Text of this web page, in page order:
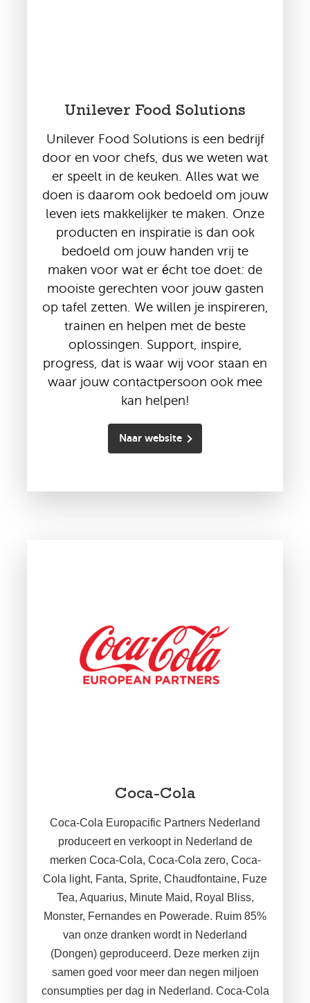
Unilever Food Solutions
Unilever Food Solutions is een bedrijf
door en voor chefs, dus we weten wat
er speelt in de keuken. Alles wat we
doen is daarom ook bedoeld om jouw
leven iets makkelijker te maken. Onze
producten en inspiratie is dan ook
bedoeld om jouw handen vrij te
maken voor wat er écht toe doet: de
mooiste gerechten voor jouw gasten
op tafel zetten. We willen je inspireren,
trainen en helpen met de beste
oplossingen. Support, inspire,
progress, dat is waar wij voor staan en
waar jouw contactpersoon ook mee
kan helpen!
Naar website
Coca-Cola
Coca-Cola Europacific Partners Nederland
produceert en verkoopt in Nederland de
merken Coca-Cola, Coca-Cola zero, Coca-
Cola light, Fanta, Sprite, Chaudfontaine, Fuze
Tea, Aquarius, Minute Maid, Royal Bliss,
Monster, Fernandes en Powerade. Ruim 85%
van onze dranken wordt in Nederland
(Dongen) geproduceerd. Deze merken zijn
samen goed voor meer dan negen miljoen
consumpties per dag in Nederland. Coca-Cola